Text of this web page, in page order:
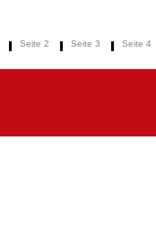
Seite 2 Seite 3 Seite 4